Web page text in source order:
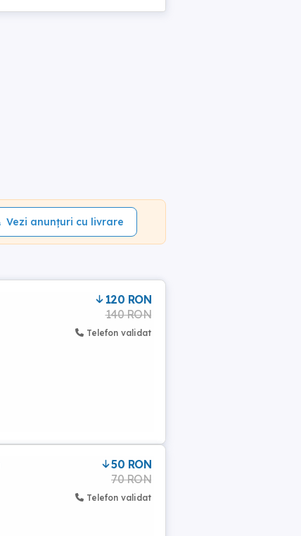
Vezi anunțuri cu livrare
120 RON
140 RON
Telefon validat
50 RON
70 RON
Telefon validat